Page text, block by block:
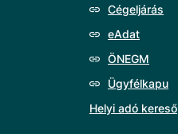
Cégeljárás
eAdat
ÖNEGM
Ügyfélkapu
Helyi adó kereső